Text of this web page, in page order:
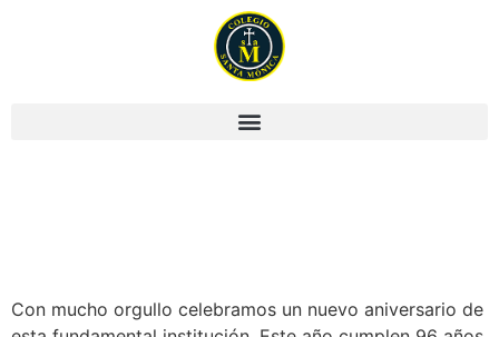
Con mucho orgullo celebramos un nuevo aniversario de